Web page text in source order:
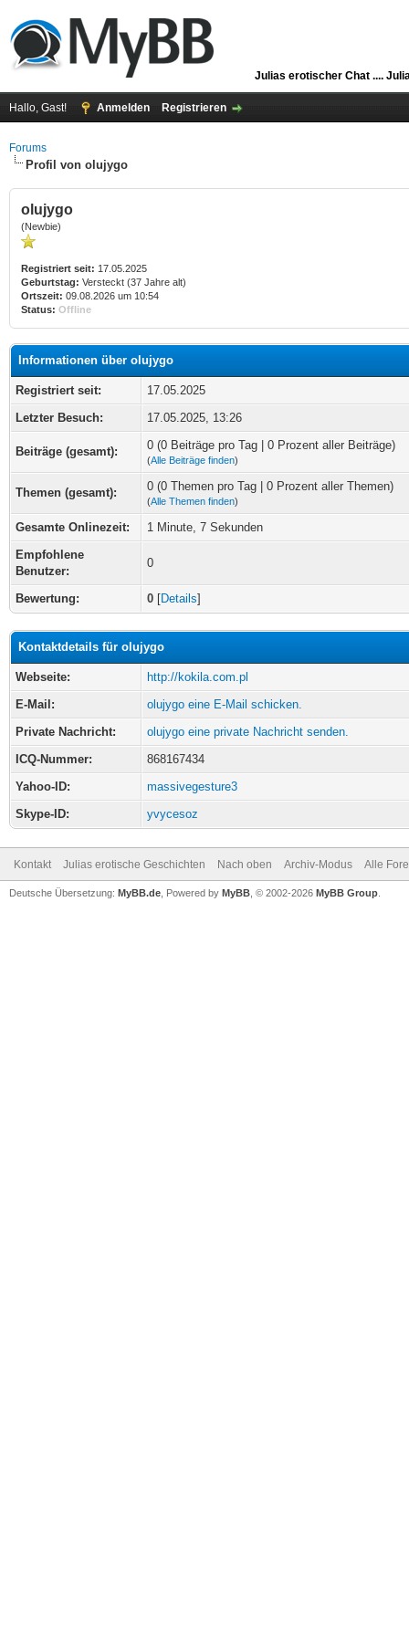
Julias erotischer Chat ....
Hallo, Gast! Anmelden Registrieren
Forums
Profil von olujygo
olujygo
(Newbie)
Registriert seit: 17.05.2025
Geburtstag: Versteckt (37 Jahre alt)
Ortszeit: 09.08.2026 um 10:54
Status: Offline
Informationen über olujygo
Registriert seit:
17.05.2025
Letzter Besuch:
17.05.2025, 13:26
Beiträge (gesamt): 0 (0 Beiträge pro Tag | 0 Prozent aller Beiträge)
(Alle Beiträge finden)
Themen (gesamt): 0 (0 Themen pro Tag | 0 Prozent aller Themen)
(Alle Themen finden)
Gesamte Onlinezeit:
1 Minute, 7 Sekunden
Empfohlene
Benutzer:
0
Bewertung: 0 [Details]
Kontaktdetails für olujygo
Webseite:
http://kokila.com.pl
E-Mail:
olujygo eine E-Mail schicken.
Private Nachricht:
olujygo eine private Nachricht senden.
ICQ-Nummer:
868167434
Yahoo-ID:
massivegesture3
Skype-ID:
yvycesoz
Kontakt Julias erotische Geschichten Nach oben Archiv-Modus Alle
Deutsche Übersetzung: MyBB.de , Powered by MyBB , © 2002-2026 MyBB Group